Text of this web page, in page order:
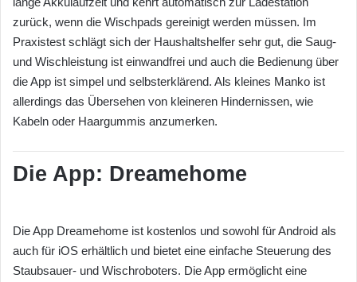
zurück, wenn die Wischpads gereinigt werden müssen. Im
Praxistest schlägt sich der Haushaltshelfer sehr gut, die Saug-
und Wischleistung ist einwandfrei und auch die Bedienung über
die App ist simpel und selbsterklärend. Als kleines Manko ist
allerdings das Übersehen von kleineren Hindernissen, wie
Kabeln oder Haargummis anzumerken.
Die App: Dreamehome
Die App Dreamehome ist kostenlos und sowohl für Android als
auch für iOS erhältlich und bietet eine einfache Steuerung des
Staubsauer- und Wischroboters. Die App ermöglicht eine